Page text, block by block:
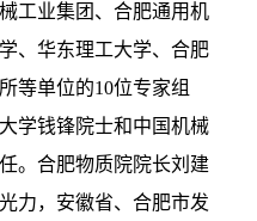
工业集团、合肥通用机
、华东理工大学、合肥
等单位的10位专家组
学钱锋院士和中国机械
。 合肥物质院院长刘建
力， 安徽省、合肥市发